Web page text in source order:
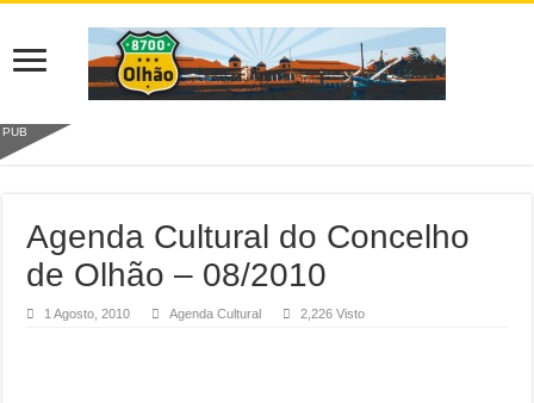
PUB
Agenda Cultural do Concelho
de Olhão – 08/2010
1 Agosto, 2010 Agenda Cultural 2,226 Visto